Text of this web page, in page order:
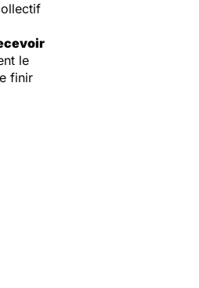
le
finir